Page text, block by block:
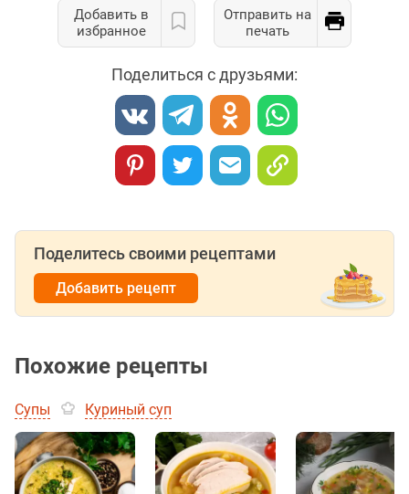
Добавить в
избранное
Отправить на
печать
Поделиться с друзьями:
Поделитесь своими рецептами
Добавить рецепт
Похожие рецепты
Супы Куриный суп